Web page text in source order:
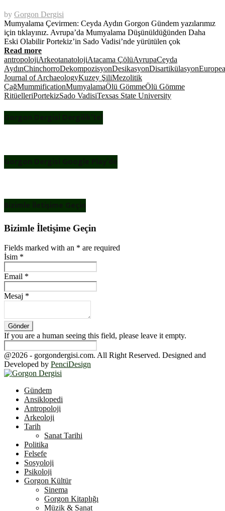
by Gorgon Dergisi
Mumyalama Çevirmen: Ceyda Aydın Gorgon Gündem yazılarımız
için tıklayınız. Avrupa’da Mumyalama Düşünüldüğünden Daha
Eski Olabilir Portekiz’in Sado Vadisi’nde yürütülen çok
Read more
antropolojiArkeotanatolojiAtacama ÇölüAvrupaCeyda
AydınChinchorroDekompozisyonDesikasyonDisartikülasyon
Journal of ArchaeologyKuzey ŞiliMezolitik
ÇağMummificationMumyalamaÖlü GömmeÖlü Gömme
RitüelleriPortekizSado VadisiTexsas State University
Gorgon Dergisi Dergilik’te!
Gorgon Dergisi Google Play’de
Bizimle İletişime Geçin
Bizimle İletişime Geçin
Fields marked with an * are required
İsim *
Email *
Mesaj *
If you are a human seeing this field, please leave it empty.
@2026 - gorgondergisi.com. All Right Reserved. Designed and
Developed by PenciDesign
Gündem
Ansiklopedi
Antropoloji
Arkeoloji
Tarih
Sanat Tarihi
Politika
Felsefe
Sosyoloji
Psikoloji
Gorgon Kültür
Sinema
Gorgon Kitaplığı
Müzik & Sanat